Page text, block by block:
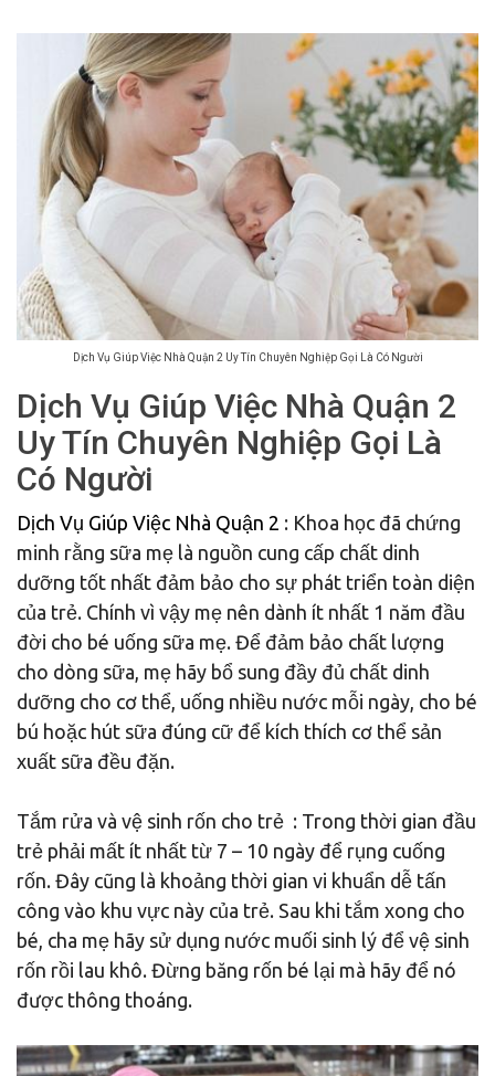
Dịch Vụ Giúp Việc Nhà Quận 2 Uy Tín Chuyên Nghiệp Gọi Là Có Người
Dịch Vụ Giúp Việc Nhà Quận 2
Uy Tín Chuyên Nghiệp Gọi Là
Có Người
Dịch Vụ Giúp Việc Nhà Quận 2 : Khoa học đã chứng
minh rằng sữa mẹ là nguồn cung cấp chất dinh
dưỡng tốt nhất đảm bảo cho sự phát triển toàn diện
của trẻ. Chính vì vậy mẹ nên dành ít nhất 1 năm đầu
đời cho bé uống sữa mẹ. Để đảm bảo chất lượng
cho dòng sữa, mẹ hãy bổ sung đầy đủ chất dinh
dưỡng cho cơ thể, uống nhiều nước mỗi ngày, cho bé
bú hoặc hút sữa đúng cữ để kích thích cơ thể sản
xuất sữa đều đặn.
Tắm rửa và vệ sinh rốn cho trẻ : Trong thời gian đầu
trẻ phải mất ít nhất từ 7 – 10 ngày để rụng cuống
rốn. Đây cũng là khoảng thời gian vi khuẩn dễ tấn
công vào khu vực này của trẻ. Sau khi tắm xong cho
bé, cha mẹ hãy sử dụng nước muối sinh lý để vệ sinh
rốn rồi lau khô. Đừng băng rốn bé lại mà hãy để nó
được thông thoáng.